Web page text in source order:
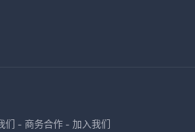
们 - 商务合作- 加入我们